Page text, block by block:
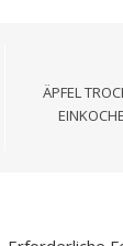
ÄPFEL